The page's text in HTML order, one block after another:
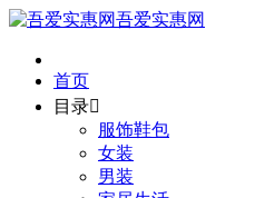
吾爱实惠网
首页
目录
服饰鞋包
女装
男装